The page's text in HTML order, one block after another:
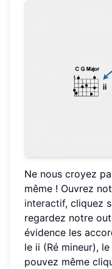
Ne nous croyez
même ! Ouvrez
interactif, cliquez
regardez notre
évidence les
le ii (Ré mineur),
pouvez même